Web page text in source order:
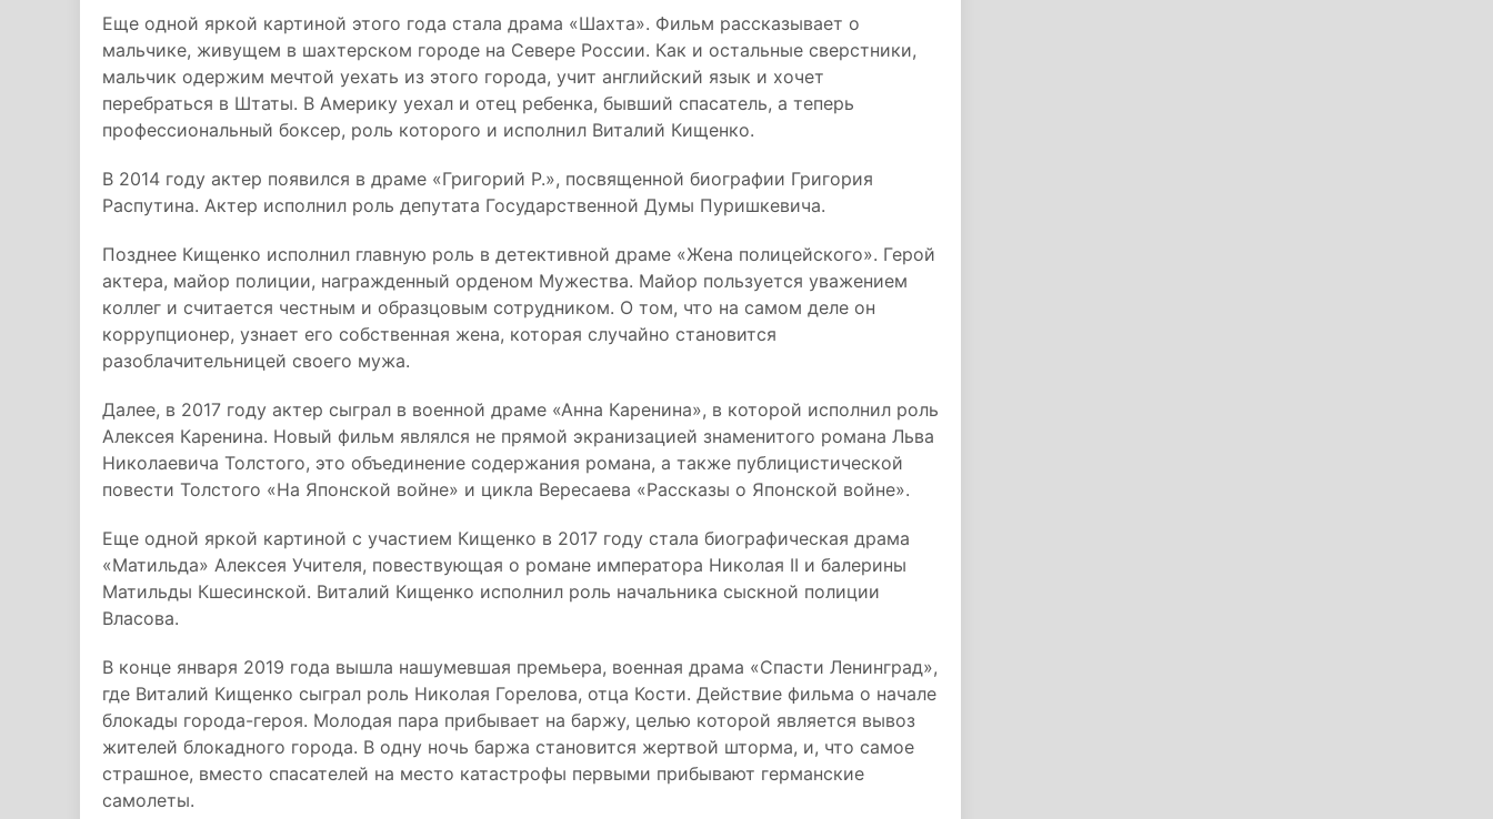
Еще одной яркой картиной этого года стала драма «Шахта». Фильм рассказывает о
мальчике, живущем в шахтерском городе на Севере России. Как и остальные сверстники,
мальчик одержим мечтой уехать из этого города, учит английский язык и хочет
перебраться в Штаты. В Америку уехал и отец ребенка, бывший спасатель, а теперь
профессиональный боксер, роль которого и исполнил Виталий Кищенко.
В 2014 году актер появился в драме «Григорий Р.», посвященной биографии Григория
Распутина. Актер исполнил роль депутата Государственной Думы Пуришкевича.
Позднее Кищенко исполнил главную роль в детективной драме «Жена полицейского». Герой
актера, майор полиции, награжденный орденом Мужества. Майор пользуется уважением
коллег и считается честным и образцовым сотрудником. О том, что на самом деле он
коррупционер, узнает его собственная жена, которая случайно становится
разоблачительницей своего мужа.
Далее, в 2017 году актер сыграл в военной драме «Анна Каренина», в которой исполнил роль
Алексея Каренина. Новый фильм являлся не прямой экранизацией знаменитого романа Льва
Николаевича Толстого, это объединение содержания романа, а также публицистической
повести Толстого «На Японской войне» и цикла Вересаева «Рассказы о Японской войне».
Еще одной яркой картиной с участием Кищенко в 2017 году стала биографическая драма
«Матильда» Алексея Учителя, повествующая о романе императора Николая II и балерины
Матильды Кшесинской. Виталий Кищенко исполнил роль начальника сыскной полиции
Власова.
В конце января 2019 года вышла нашумевшая премьера, военная драма «Спасти Ленинград»,
где Виталий Кищенко сыграл роль Николая Горелова, отца Кости. Действие фильма о начале
блокады города-героя. Молодая пара прибывает на баржу, целью которой является вывоз
жителей блокадного города. В одну ночь баржа становится жертвой шторма, и, что самое
страшное, вместо спасателей на место катастрофы первыми прибывают германские
самолеты.